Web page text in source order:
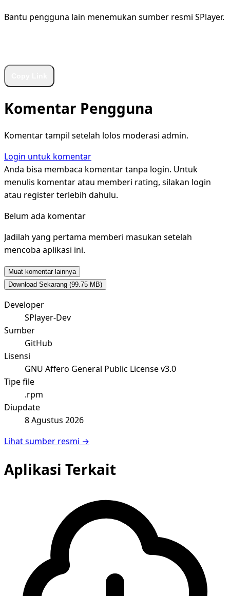
Bantu pengguna lain menemukan sumber resmi SPlayer.
Komentar Pengguna
Komentar tampil setelah lolos moderasi admin.
Login untuk komentar
Anda bisa membaca komentar tanpa login. Untuk
menulis komentar atau memberi rating, silakan login
atau register terlebih dahulu.
Belum ada komentar
Jadilah yang pertama memberi masukan setelah
mencoba aplikasi ini.
Muat komentar lainnya
Download Sekarang (99.75 MB)
Developer
SPlayer-Dev
Sumber
GitHub
Lisensi
GNU Affero General Public License v3.0
Tipe file
.rpm
Diupdate
8 Agustus 2026
Lihat sumber resmi →
Aplikasi Terkait